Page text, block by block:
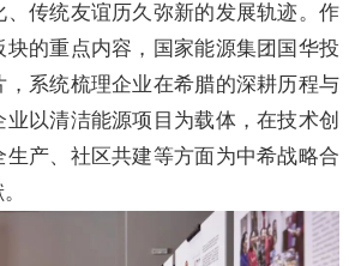
传统友谊历久弥新的发展轨迹。作
块的重点内容，国家能源集团国华投
，系统梳理企业在希腊的深耕历程与
以清洁能源项目为载体，在技术创
生产、社区共建等方面为中希战略合